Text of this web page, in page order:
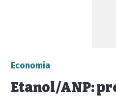
Economia
Etanol/ANP: